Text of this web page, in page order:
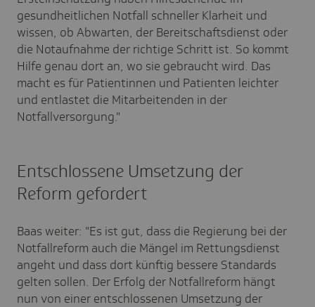
gesundheitlichen Notfall schneller Klarheit und
wissen, ob Abwarten, der Bereitschaftsdienst oder
die Notaufnahme der richtige Schritt ist. So kommt
Hilfe genau dort an, wo sie gebraucht wird. Das
macht es für Patientinnen und Patienten leichter
und entlastet die Mitarbeitenden in der
Notfallversorgung."
Entschlossene Umsetzung der
Reform gefordert
Baas weiter: "Es ist gut, dass die Regierung bei der
Notfallreform auch die Mängel im Rettungsdienst
angeht und dass dort künftig bessere Standards
gelten sollen. Der Erfolg der Notfallreform hängt
nun von einer entschlossenen Umsetzung der